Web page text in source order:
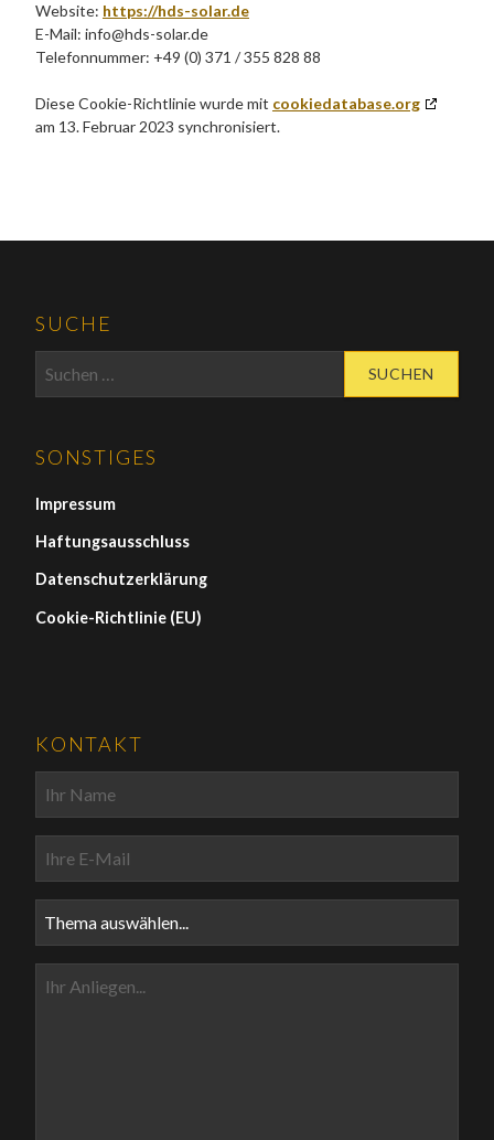
Website: https://hds-solar.de
E-Mail: info@hds-solar.de
Telefonnummer: +49 (0) 371 / 355 828 88
Diese Cookie-Richtlinie wurde mit cookiedatabase.org
am 13. Februar 2023 synchronisiert.
SUCHE
nach:
SONSTIGES
Impressum
Haftungsausschluss
Datenschutzerklärung
Cookie-Richtlinie (EU)
KONTAKT